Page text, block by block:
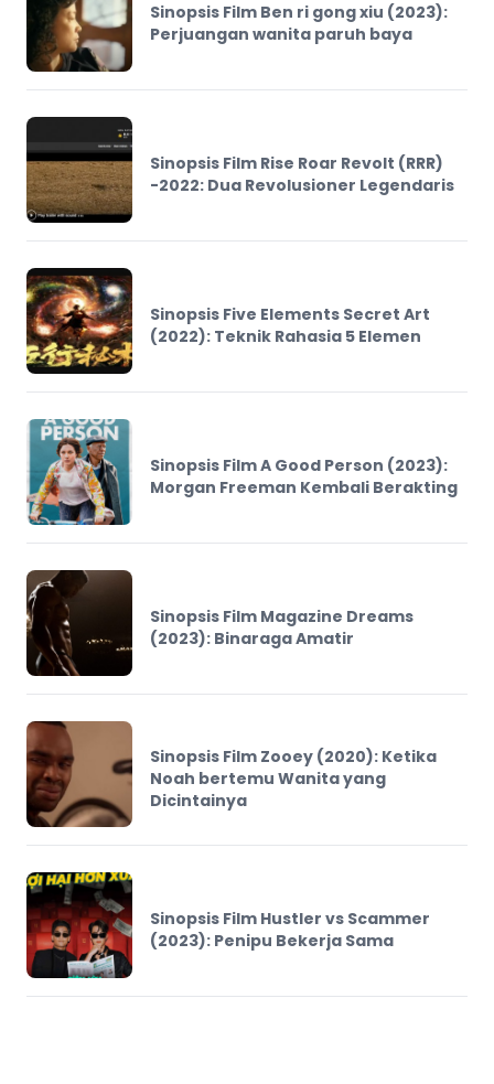
Sinopsis Film Ben ri gong xiu (2023):
Perjuangan wanita paruh baya
Sinopsis Film Rise Roar Revolt (RRR)
-2022: Dua Revolusioner Legendaris
Sinopsis Five Elements Secret Art
(2022): Teknik Rahasia 5 Elemen
Sinopsis Film A Good Person (2023):
Morgan Freeman Kembali Berakting
Sinopsis Film Magazine Dreams
(2023): Binaraga Amatir
Sinopsis Film Zooey (2020): Ketika
Noah bertemu Wanita yang
Dicintainya
Sinopsis Film Hustler vs Scammer
(2023): Penipu Bekerja Sama